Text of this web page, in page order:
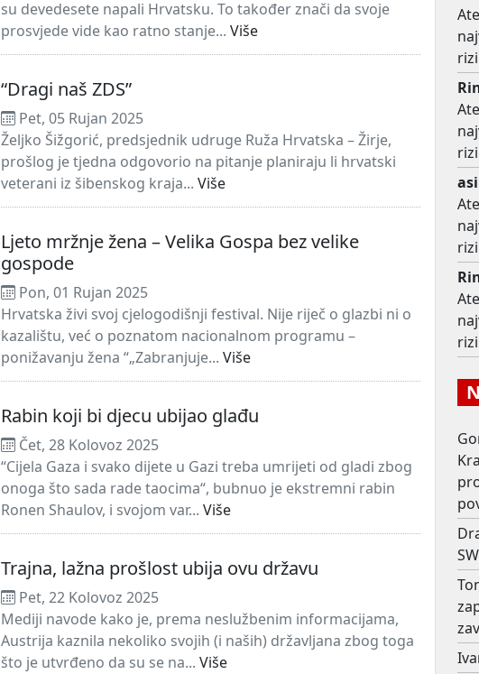
su devedesete napali Hrvatsku. To također znači da svoje
prosvjede vide kao ratno stanje... Više
“Dragi naš ZDS”
Pet, 05 Rujan 2025
Željko Šižgorić, predsjednik udruge Ruža Hrvatska – Žirje,
prošlog je tjedna odgovorio na pitanje planiraju li hrvatski
veterani iz šibenskog kraja... Više
Ljeto mržnje žena – Velika Gospa bez velike
gospode
Pon, 01 Rujan 2025
Hrvatska živi svoj cjelogodišnji festival. Nije riječ o glazbi ni o
kazalištu, već o poznatom nacionalnom programu –
ponižavanju žena “„Zabranjuje... Više
Rabin koji bi djecu ubijao glađu
Čet, 28 Kolovoz 2025
“Cijela Gaza i svako dijete u Gazi treba umrijeti od gladi zbog
onoga što sada rade taocima“, bubnuo je ekstremni rabin
Ronen Shaulov, i svojom var... Više
Trajna, lažna prošlost ubija ovu državu
Pet, 22 Kolovoz 2025
Mediji navode kako je, prema neslužbenim informacijama,
Austrija kaznila nekoliko svojih (i naših) državljana zbog toga
što je utvrđeno da su se na... Više